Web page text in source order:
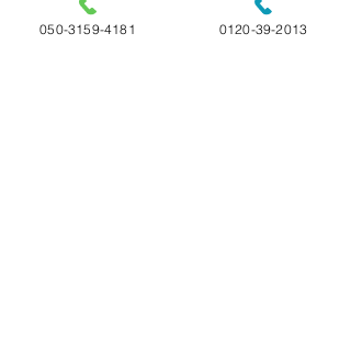
弊社では事前相談も承っております。
050-3159-4181 0120-39-2013